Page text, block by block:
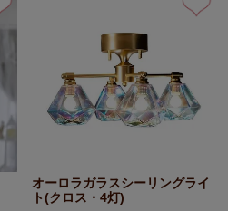
オーロラガラスシーリングライ
ト(クロス・4灯)